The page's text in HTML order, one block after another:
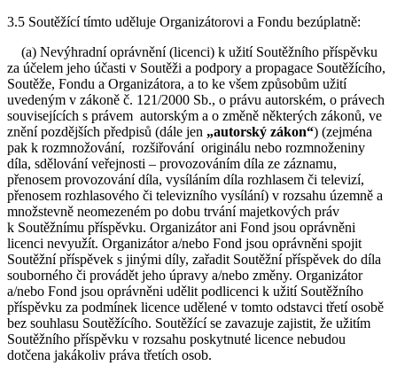
3.5 Soutěžící tímto uděluje Organizátorovi a Fondu bezúplatně:
(a) Nevýhradní oprávnění (licenci) k užití Soutěžního příspěvku
za účelem jeho účasti v Soutěži a podpory a propagace Soutěžícího,
Soutěže, Fondu a Organizátora, a to ke všem způsobům užití
uvedeným v zákoně č. 121/2000 Sb., o právu autorském, o právech
souvisejících s právem autorským a o změně některých zákonů, ve
znění pozdějších předpisů (dále jen „autorský zákon“) (zejména
pak k rozmnožování, rozšiřování originálu nebo rozmnoženiny
díla, sdělování veřejnosti – provozováním díla ze záznamu,
přenosem provozování díla, vysíláním díla rozhlasem či televizí,
přenosem rozhlasového či televizního vysílání) v rozsahu územně a
množstevně neomezeném po dobu trvání majetkových práv
k Soutěžnímu příspěvku. Organizátor ani Fond jsou oprávněni
licenci nevyužít. Organizátor a/nebo Fond jsou oprávněni spojit
Soutěžní příspěvek s jinými díly, zařadit Soutěžní příspěvek do díla
souborného či provádět jeho úpravy a/nebo změny. Organizátor
a/nebo Fond jsou oprávněni udělit podlicenci k užití Soutěžního
příspěvku za podmínek licence udělené v tomto odstavci třetí osobě
bez souhlasu Soutěžícího. Soutěžící se zavazuje zajistit, že užitím
Soutěžního příspěvku v rozsahu poskytnuté licence nebudou
dotčena jakákoliv práva třetích osob.